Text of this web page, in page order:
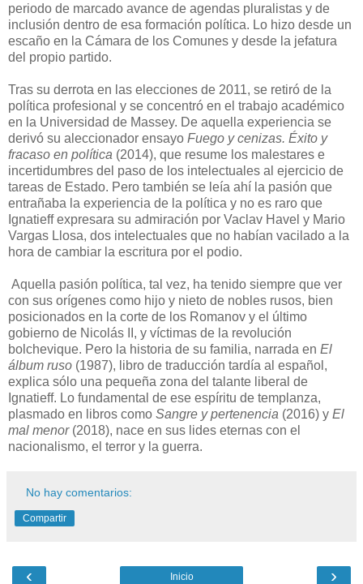
periodo de marcado avance de agendas pluralistas y de
inclusión dentro de esa formación política. Lo hizo desde un
escaño en la Cámara de los Comunes y desde la jefatura
del propio partido.
Tras su derrota en las elecciones de 2011, se retiró de la
política profesional y se concentró en el trabajo académico
en la Universidad de Massey. De aquella experiencia se
derivó su aleccionador ensayo Fuego y cenizas. Éxito y
fracaso en política (2014), que resume los malestares e
incertidumbres del paso de los intelectuales al ejercicio de
tareas de Estado. Pero también se leía ahí la pasión que
entrañaba la experiencia de la política y no es raro que
Ignatieff expresara su admiración por Vaclav Havel y Mario
Vargas Llosa, dos intelectuales que no habían vacilado a la
hora de cambiar la escritura por el podio.
Aquella pasión política, tal vez, ha tenido siempre que ver
con sus orígenes como hijo y nieto de nobles rusos, bien
posicionados en la corte de los Romanov y el último
gobierno de Nicolás II, y víctimas de la revolución
bolchevique. Pero la historia de su familia, narrada en El
álbum ruso (1987), libro de traducción tardía al español,
explica sólo una pequeña zona del talante liberal de
Ignatieff. Lo fundamental de ese espíritu de templanza,
plasmado en libros como Sangre y pertenencia (2016) y El
mal menor(2018), nace en sus lides eternas con el
nacionalismo, el terror y la guerra.
No hay comentarios:
Compartir
‹ ›
Inicio